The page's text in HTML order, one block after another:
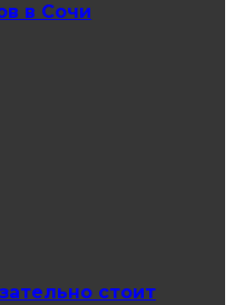
в Сочи
стоит